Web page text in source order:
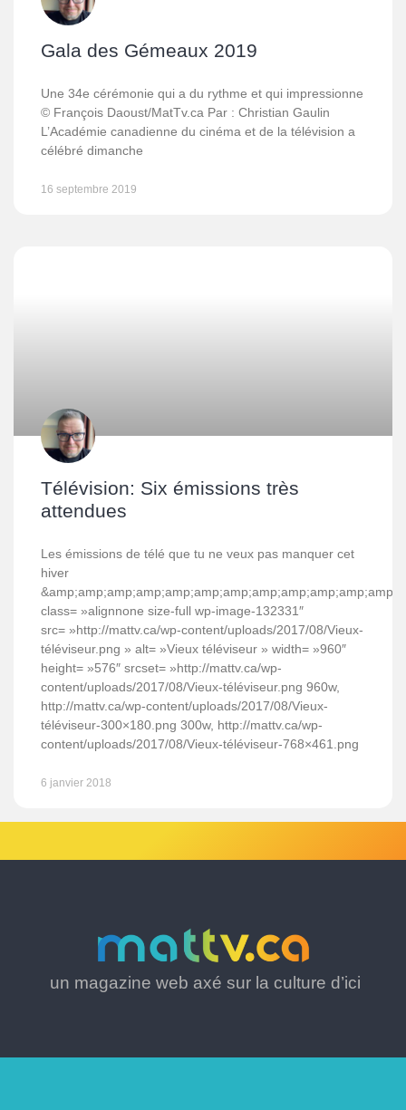
Gala des Gémeaux 2019
Une 34e cérémonie qui a du rythme et qui impressionne
© François Daoust/MatTv.ca Par : Christian Gaulin
L’Académie canadienne du cinéma et de la télévision a
célébré dimanche
16 septembre 2019
Télévision: Six émissions très
attendues
Les émissions de télé que tu ne veux pas manquer cet
hiver
class= »alignnone size-full wp-image-132331″
src= »http://mattv.ca/wp-content/uploads/2017/08/Vieux-
téléviseur.png » alt= »Vieux téléviseur » width= »960″
height= »576″ srcset= »http://mattv.ca/wp-
content/uploads/2017/08/Vieux-téléviseur.png 960w,
http://mattv.ca/wp-content/uploads/2017/08/Vieux-
téléviseur-300×180.png 300w, http://mattv.ca/wp-
content/uploads/2017/08/Vieux-téléviseur-768×461.png
6 janvier 2018
un magazine web axé sur la culture d’ici